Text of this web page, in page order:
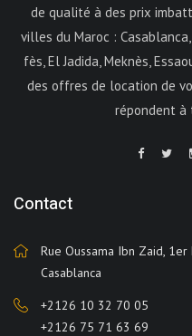
de qualité à des prix
villes du Maroc :
fès, El Jadida, Meknès,
des offres de location de
répondent à
Contact
Rue Oussama Ibn Zaid,
Casablanca
+2126 10 32 70 05
+2126 75 71 63 69